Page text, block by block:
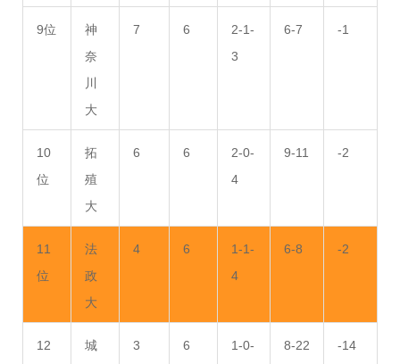
9位
神
奈
川
大
7 6
2-1-
3
6-7 -1
10
位
拓
殖
大
6 6
2-0-
4
9-11 -2
11
位
法
政
大
4 6
1-1-
4
6-8 -2
12
城
3 6
1-0-
8-22 -14